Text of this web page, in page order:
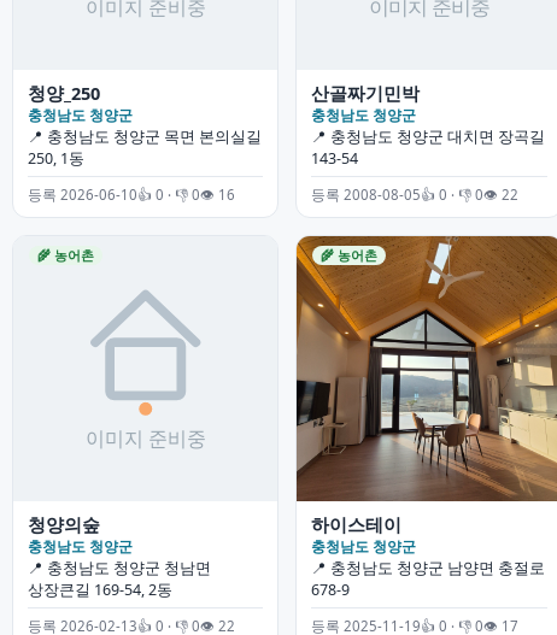
청양_250
충청남도 청양군
📍 충청남도 청양군 목면 본의실길
250, 1동
등록 2026-06-10👍 0 · 👎 0👁 16
산골짜기민박
충청남도 청양군
📍 충청남도 청양군 대치면 장곡길
143-54
등록 2008-08-05👍 0 · 👎 0👁 22
🌾 농어촌
청양의숲
충청남도 청양군
📍 충청남도 청양군 청남면
상장큰길 169-54, 2동
등록 2026-02-13👍 0 · 👎 0👁 22
🌾 농어촌
하이스테이
충청남도 청양군
📍 충청남도 청양군 남양면 충절로
678-9
등록 2025-11-19👍 0 · 👎 0👁 17